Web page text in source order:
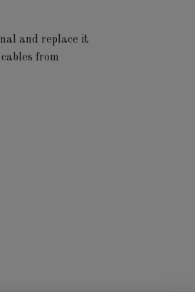
and replace it
from